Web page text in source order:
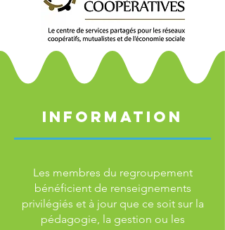
INFORMATION
Les membres du regroupement
bénéficient de renseignements
privilégiés et à jour que ce soit sur la
pédagogie, la gestion ou les